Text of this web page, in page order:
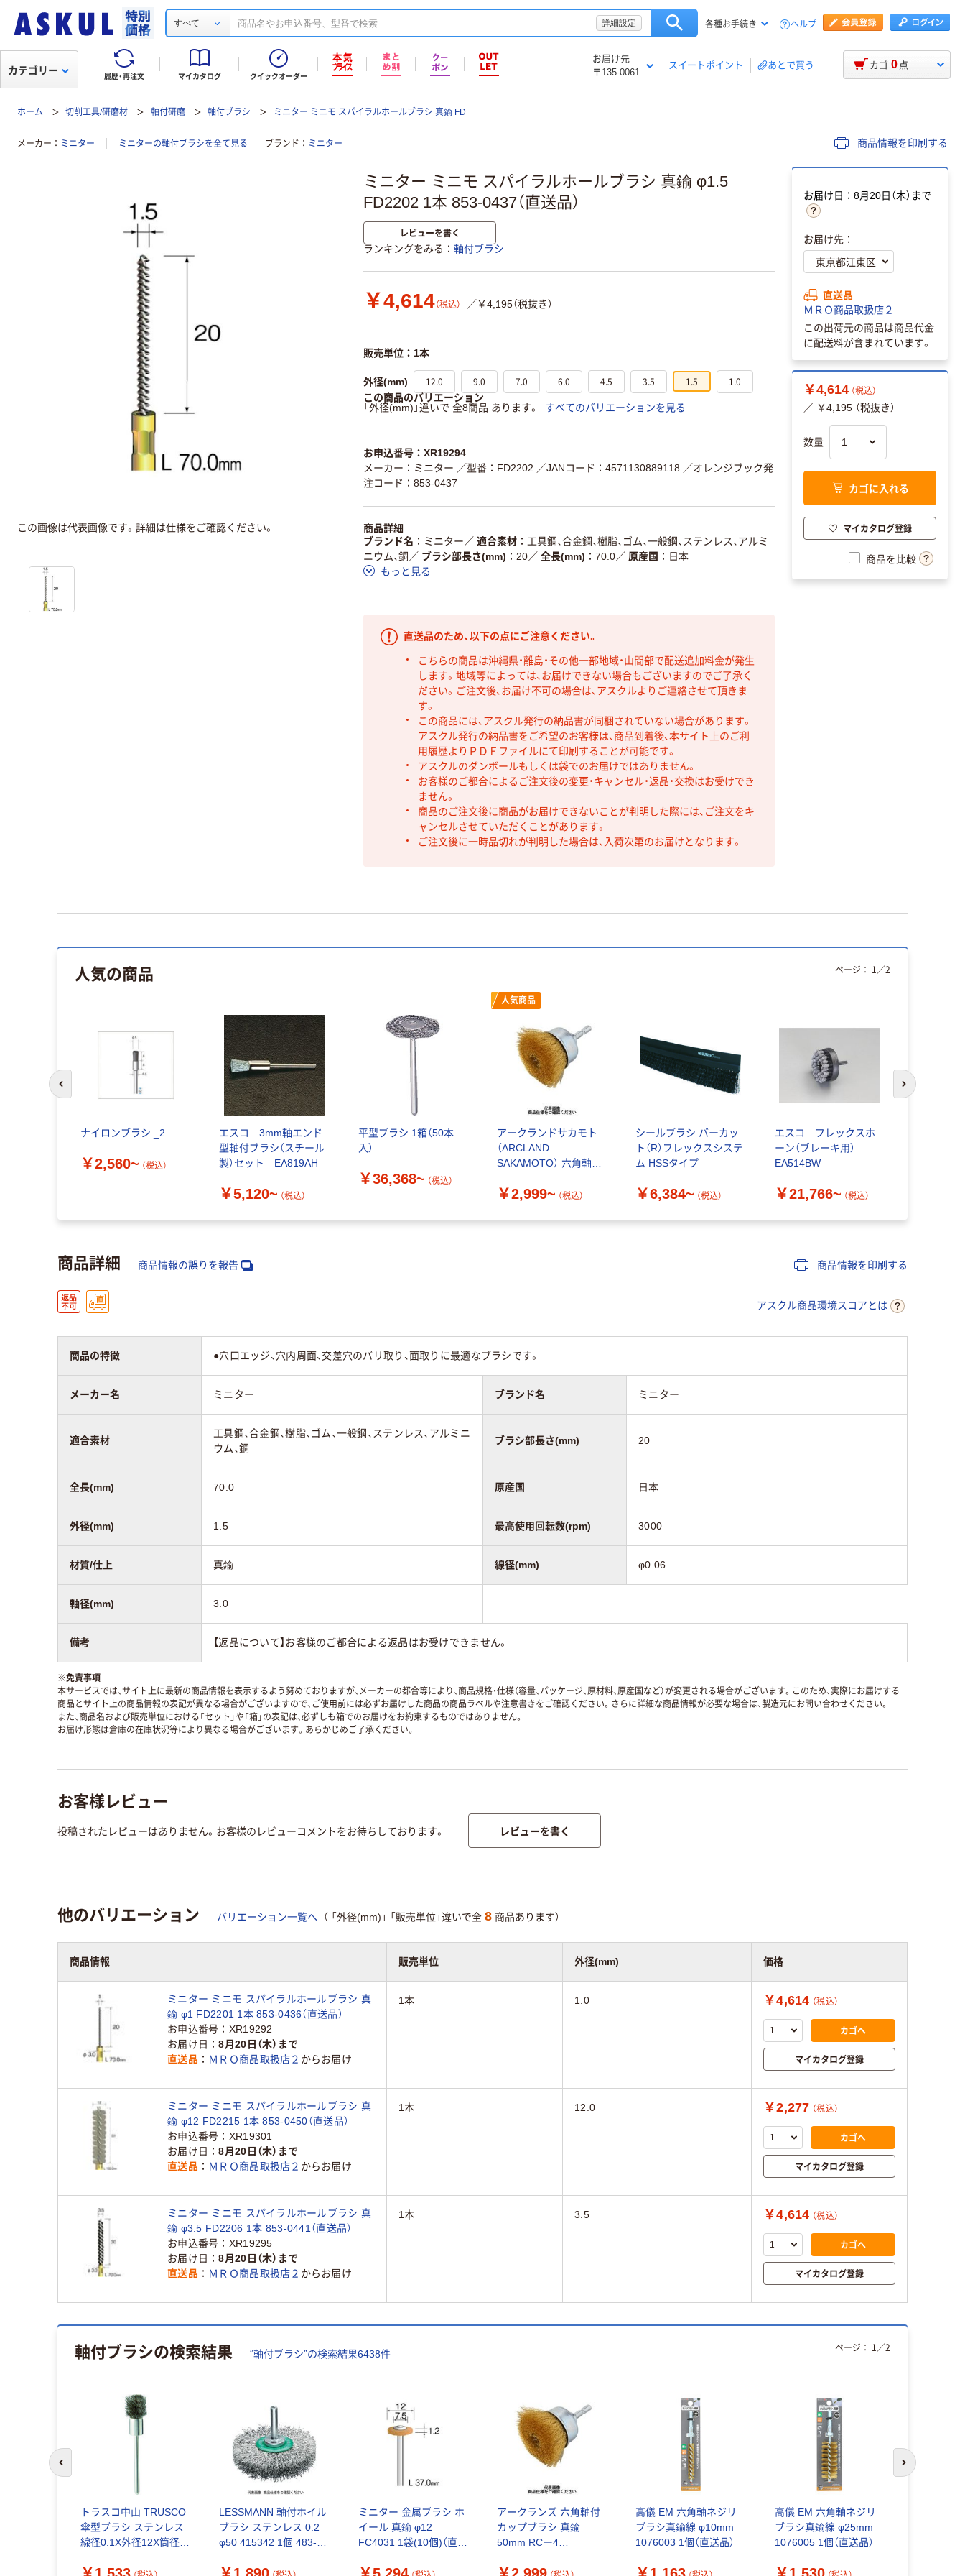
すべて 詳細設定 各種お手続き ヘルプ
履歴・再注文 マイカタログ クイックオーダー
お届け先
〒135-0061
スイートポイント あとで買う
カテゴリー カゴ 0 点
ホーム 切削工具/研磨材 軸付研磨 軸付ブラシ ミニター ミニモ スパイラルホールブラシ 真鍮 FD
メーカー ミニター ミニターの軸付ブラシを全て見る ブランド ミニター 商品情報を印刷する
ミニター ミニモ スパイラルホールブラシ 真鍮 φ1.5
FD2202 1本 853-0437（直送品）
レビューを書く
ランキングをみる 軸付ブラシ
￥4,614（税込） ／￥4,195（税抜き）
販売単位：1本
外径(mm) 12.0 9.0 7.0 6.0 4.5 3.5 1.5 1.0
この商品のバリエーション
「外径(mm)」違いで 全8商品 あります。
すべてのバリエーションを見る
お申込番号：XR19294
メーカー：ミニター ／型番：FD2202 ／JANコード：4571130889118 ／オレンジブック発
注コード：853-0437
商品詳細
ブランド名
ミニター ／ 適合素材
工具鋼、合金鋼、樹脂、ゴム、一般鋼、ステンレス、アルミ
ニウム、銅 ／ ブラシ部長さ(mm) 20／ 全長(mm) 70.0／ 原産国
日本
もっと見る
直送品のため、以下の点にご注意ください。
こちらの商品は沖縄県・離島・その他一部地域・山間部で配送追加料金が発生
します。地域等によっては、お届けできない場合もございますのでご了承く
ださい。ご注文後、お届け不可の場合は、アスクルよりご連絡させて頂きま
す。
この商品には、アスクル発行の納品書が同梱されていない場合があります。
アスクル発行の納品書をご希望のお客様は、商品到着後、本サイト上のご利
用履歴よりＰＤＦファイルにて印刷することが可能です。
アスクルのダンボールもしくは袋でのお届けではありません。
お客様のご都合によるご注文後の変更・キャンセル・返品・交換はお受けでき
ません。
商品のご注文後に商品がお届けできないことが判明した際には、ご注文をキ
ャンセルさせていただくことがあります。
ご注文後に一時品切れが判明した場合は、入荷次第のお届けとなります。
この画像は代表画像です。詳細は仕様をご確認ください。
お届け日：8月20日（木）まで
お届け先：
直送品
ＭＲＯ商品取扱店２
この出荷元の商品は商品代金
に配送料が含まれています。
￥4,614 （税込）
／ ￥4,195 （税抜き）
数量
カゴに入れる
マイカタログ登録
商品を比較
人気の商品
ナイロンブラシ _2
￥2,560~ （税込）
エスコ 3mm軸エンド
型軸付ブラシ（スチール
製）セット EA819AH
￥5,120~ （税込）
平型ブラシ 1箱（50本
入）
￥36,368~ （税込）
人気商品
アークランドサカモト
（ARCLAND
SAKAMOTO） 六角軸付
￥2,999~ （税込）
シールブラシ バーカッ
ト（R）フレックスシステ
ム HSSタイプ
￥6,384~ （税込）
エスコ フレックスホ
ーン（ブレーキ用）
EA514BW
￥21,766~ （税込）
ページ： 1 ／2
前のスライドへ 次のスライド
商品詳細 商品情報の誤りを報告 商品情報を印刷する
アスクル商品環境スコアとは
商品の特徴 ●穴口エッジ、穴内周面、交差穴のバリ取り、面取りに最適なブラシです。
メーカー名 ミニター ブランド名 ミニター
適合素材
工具鋼、合金鋼、樹脂、ゴム、一般鋼、ステンレス、アルミニ
ウム、銅
ブラシ部長さ(mm) 20
全長(mm) 70.0 原産国 日本
外径(mm) 1.5 最高使用回転数(rpm) 3000
材質/仕上 真鍮 線径(mm) φ0.06
軸径(mm) 3.0
備考 【返品について】お客様のご都合による返品はお受けできません。
※免責事項
本サービスでは、サイト上に最新の商品情報を表示するよう努めておりますが、メーカーの都合等により、商品規格・仕様（容量、パッケージ、原材料、原産国など）が変更される場合がございます。このため、実際にお届けする
商品とサイト上の商品情報の表記が異なる場合がございますので、ご使用前には必ずお届けした商品の商品ラベルや注意書きをご確認ください。さらに詳細な商品情報が必要な場合は、製造元にお問い合わせください。
また、商品名および販売単位における「セット」や「箱」の表記は、必ずしも箱でのお届けをお約束するものではありません。
お届け形態は倉庫の在庫状況等により異なる場合がございます。あらかじめご了承ください。
お客様レビュー
投稿されたレビューはありません。お客様のレビューコメントをお待ちしております。 レビューを書く
他のバリエーション バリエーション一覧へ （ 「外径(mm)」 「販売単位」違いで全 8 商品あります）
商品情報 販売単位 外径(mm) 価格
ミニター ミニモ スパイラルホールブラシ 真
鍮 φ1 FD2201 1本 853-0436（直送品）
お申込番号
XR19292
お届け日
8月20日（木）まで
直送品
ＭＲＯ商品取扱店２ からお届け
1本 1.0 ￥4,614 （税込）
カゴへ
マイカタログ登録
ミニター ミニモ スパイラルホールブラシ 真
鍮 φ12 FD2215 1本 853-0450（直送品）
お申込番号
XR19301
お届け日
8月20日（木）まで
直送品
ＭＲＯ商品取扱店２ からお届け
1本 12.0 ￥2,277 （税込）
カゴへ
マイカタログ登録
ミニター ミニモ スパイラルホールブラシ 真
鍮 φ3.5 FD2206 1本 853-0441（直送品）
お申込番号
XR19295
お届け日
8月20日（木）まで
直送品
ＭＲＯ商品取扱店２ からお届け
1本 3.5 ￥4,614 （税込）
カゴへ
マイカタログ登録
軸付ブラシの検索結果 “軸付ブラシ”の検索結果6438件
トラスコ中山 TRUSCO
傘型ブラシ ステンレス
線径0.1X外径12X筒径
415-2557（直送品）
LESSMANN 軸付ホイル
ブラシ ステンレス 0.2
φ50 415342 1個 483-
ミニター 金属ブラシ ホ
イール 真鍮 φ12
FC4031 1袋(10個)（直送
アークランズ 六角軸付
カップブラシ 真鍮
50mm RCー4
送品）
高儀 EM 六角軸ネジリ
ブラシ真鍮線 φ10mm
1076003 1個（直送品）
高儀 EM 六角軸ネジリ
ブラシ真鍮線 φ25mm
1076005 1個（直送品）
ページ： 1 ／2
次のスライド